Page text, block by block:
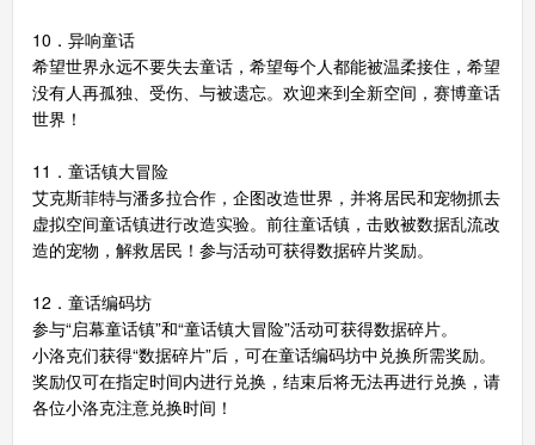
10．异响童话
希望世界永远不要失去童话，希望每个人都能被温柔接住，希望
没有人再孤独、受伤、与被遗忘。欢迎来到全新空间，赛博童话
世界！
11．童话镇大冒险
艾克斯菲特与潘多拉合作，企图改造世界，并将居民和宠物抓去
虚拟空间童话镇进行改造实验。前往童话镇，击败被数据乱流改
造的宠物，解救居民！参与活动可获得数据碎片奖励。
12．童话编码坊
参与“启幕童话镇”和“童话镇大冒险”活动可获得数据碎片。
小洛克们获得“数据碎片”后，可在童话编码坊中兑换所需奖励。
奖励仅可在指定时间内进行兑换，结束后将无法再进行兑换，请
各位小洛克注意兑换时间！